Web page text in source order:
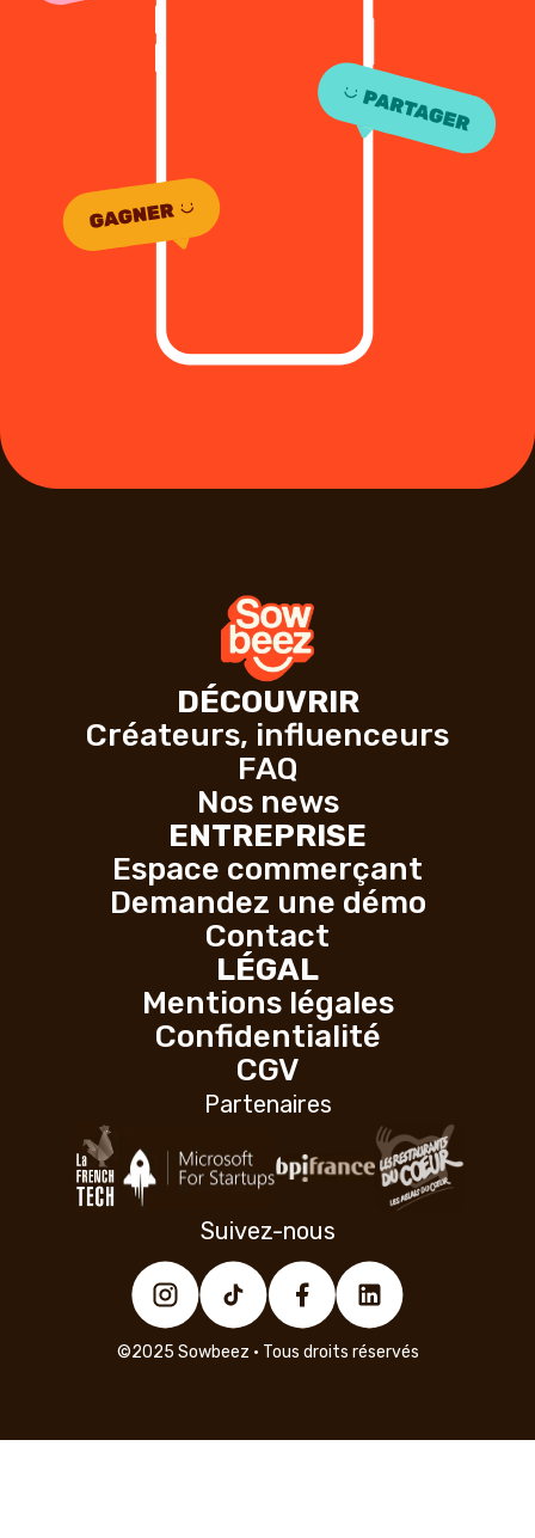
DÉCOUVRIR
Créateurs, influenceurs
FAQ
Nos news
ENTREPRISE
Espace commerçant
Demandez une démo
Contact
LÉGAL
Mentions légales
Confidentialité
CGV
Partenaires
Suivez-nous
©2025 Sowbeez • Tous droits réservés